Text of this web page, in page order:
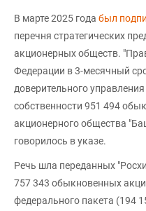
В марте 2025 года был
перечня стратегических
акционерных обществ.
Федерации в 3-месячный
доверительного
собственности 951 494
акционерного общества
говорилось в указе.
Речь шла переданных
757 343 обыкновенных
федерального пакета (194